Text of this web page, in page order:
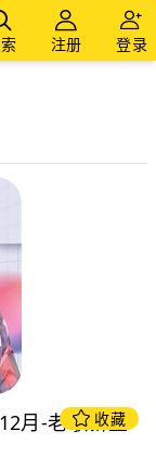
注册 登录
月-老歌新生
收藏